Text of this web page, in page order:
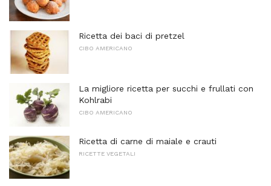
Ricetta dei baci di pretzel
CIBO AMERICANO
La migliore ricetta per succhi e frullati con
Kohlrabi
CIBO AMERICANO
Ricetta di carne di maiale e crauti
RICETTE VEGETALI